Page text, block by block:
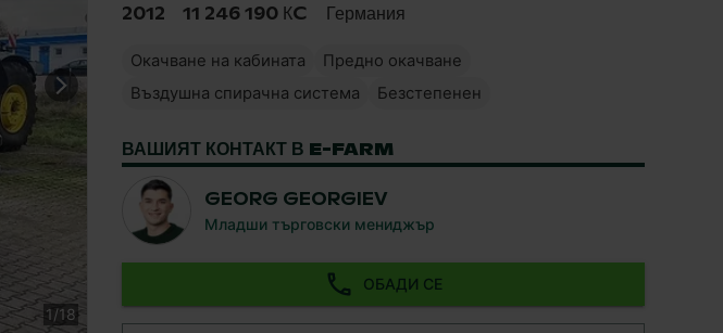
1/18
2012 11 246 190 КC Германия
Окачване на кабината
Предно окачване
Въздушна спирачна система
Безстепенен
ВАШИЯТ КОНТАКТ В E-FARM
GEORG GEORGIEV
Младши търговски мениджър
ОБАДИ СЕ